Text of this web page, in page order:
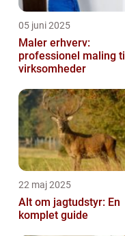
05 juni 2025
Maler erhverv:
professionel maling til
virksomheder
22 maj 2025
Alt om jagtudstyr: En
komplet guide